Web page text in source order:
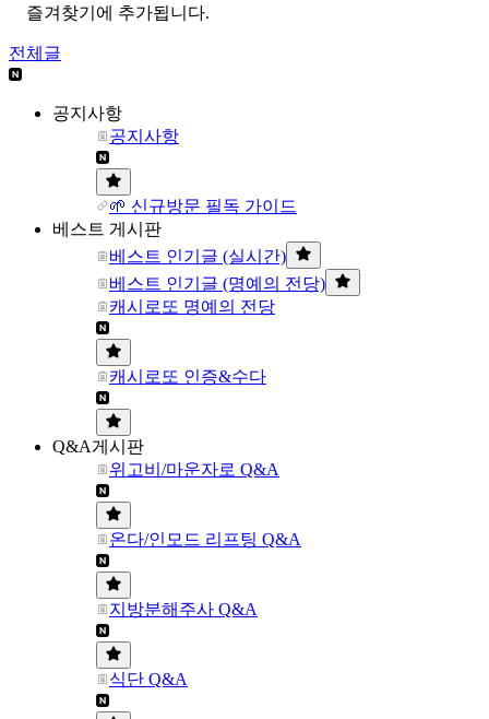
즐겨찾기에 추가됩니다.
전체글
공지사항
공지사항
🌱 신규방문 필독 가이드
베스트 게시판
베스트 인기글 (실시간)
베스트 인기글 (명예의 전당)
캐시로또 명예의 전당
캐시로또 인증&수다
Q&A게시판
위고비/마운자로 Q&A
온다/인모드 리프팅 Q&A
지방분해주사 Q&A
식단 Q&A